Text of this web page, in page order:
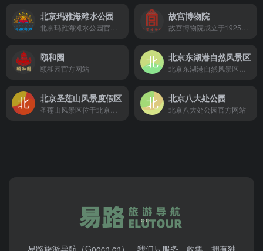
北京玛雅海滩水公园 故宫博物院
颐和园
颐和园官方网站
北京东湖港自然风景区
北京圣莲山风景度假区 北京八大处公园
北京八大处公园官方网站
易路旅游导航（Goocn.cn），我们只服务、收集、拥有独